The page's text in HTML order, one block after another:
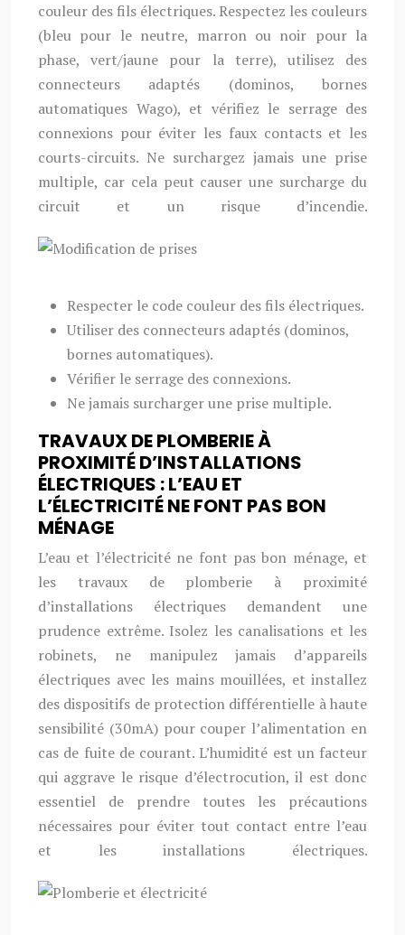
couleur des fils électriques. Respectez les couleurs
(bleu pour le neutre, marron ou noir pour la
phase, vert/jaune pour la terre), utilisez des
connecteurs adaptés (dominos, bornes
automatiques Wago), et vérifiez le serrage des
connexions pour éviter les faux contacts et les
courts-circuits. Ne surchargez jamais une prise
multiple, car cela peut causer une surcharge du
circuit et un risque d’incendie.
Respecter le code couleur des fils électriques.
Utiliser des connecteurs adaptés (dominos,
bornes automatiques).
Vérifier le serrage des connexions.
Ne jamais surcharger une prise multiple.
TRAVAUX DE PLOMBERIE À
PROXIMITÉ D’INSTALLATIONS
ÉLECTRIQUES : L’EAU ET
L’ÉLECTRICITÉ NE FONT PAS BON
MÉNAGE
L’eau et l’électricité ne font pas bon ménage, et
les travaux de plomberie à proximité
d’installations électriques demandent une
prudence extrême. Isolez les canalisations et les
robinets, ne manipulez jamais d’appareils
électriques avec les mains mouillées, et installez
des dispositifs de protection différentielle à haute
sensibilité (30mA) pour couper l’alimentation en
cas de fuite de courant. L’humidité est un facteur
qui aggrave le risque d’électrocution, il est donc
essentiel de prendre toutes les précautions
nécessaires pour éviter tout contact entre l’eau
et les installations électriques.